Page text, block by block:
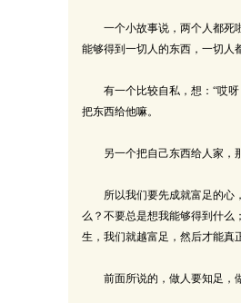
一个小故事说，两个人都死啦
能够得到一切人的东西，一切人
有一个比较自私，想：“哎呀
把东西给他嘛。
另一个把自己东西给人家，
所以我们要先成就富足的心，
么？不要总是想我能够得到什么
生，我们就越富足，然后才能真
前面所说的，做人要知足，